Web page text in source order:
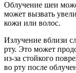
Облучение шеи
может вызвать
кожи или волос.
Излучение вблизи
рту. Это может
из-за стойкого
во рту после